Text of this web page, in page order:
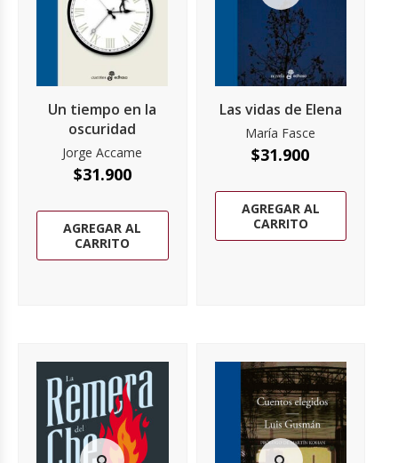
Un tiempo en la
oscuridad
Jorge Accame
$31.900
AGREGAR AL
CARRITO
Las vidas de Elena
María Fasce
$31.900
AGREGAR AL
CARRITO